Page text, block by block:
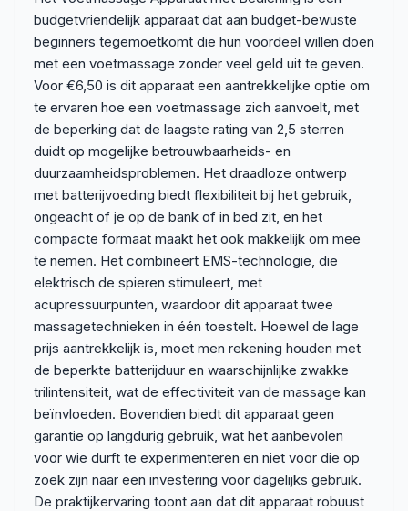
budgetvriendelijk apparaat dat aan budget-bewuste
beginners tegemoetkomt die hun voordeel willen doen
met een voetmassage zonder veel geld uit te geven.
Voor €6,50 is dit apparaat een aantrekkelijke optie om
te ervaren hoe een voetmassage zich aanvoelt, met
de beperking dat de laagste rating van 2,5 sterren
duidt op mogelijke betrouwbaarheids- en
duurzaamheidsproblemen. Het draadloze ontwerp
met batterijvoeding biedt flexibiliteit bij het gebruik,
ongeacht of je op de bank of in bed zit, en het
compacte formaat maakt het ook makkelijk om mee
te nemen. Het combineert EMS-technologie, die
elektrisch de spieren stimuleert, met
acupressuurpunten, waardoor dit apparaat twee
massagetechnieken in één toestelt. Hoewel de lage
prijs aantrekkelijk is, moet men rekening houden met
de beperkte batterijduur en waarschijnlijke zwakke
trilintensiteit, wat de effectiviteit van de massage kan
beïnvloeden. Bovendien biedt dit apparaat geen
garantie op langdurig gebruik, wat het aanbevolen
voor wie durft te experimenteren en niet voor die op
zoek zijn naar een investering voor dagelijks gebruik.
De praktijkervaring toont aan dat dit apparaat robuust